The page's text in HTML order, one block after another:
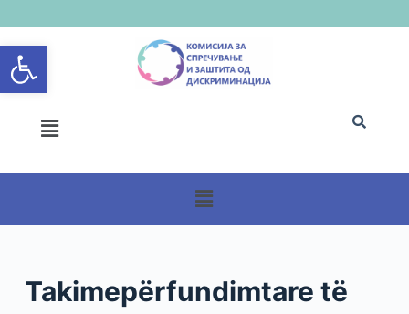
Open toolbark
i
p
nTakimepërfundimtare të